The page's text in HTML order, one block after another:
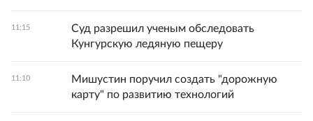
11:15
Суд разрешил ученым обследовать
Кунгурскую ледяную пещеру
11:10
Мишустин поручил создать "дорожную
карту" по развитию технологий